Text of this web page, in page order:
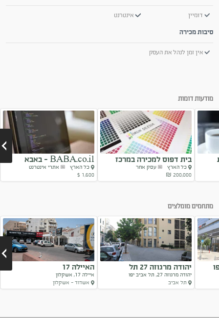
דומיין אינטרנט
סיבות מכירה
אין זמן לנהל את העסק
מודעות דומות
בית דפוס למכירה במרכז
הארץ
כל הארץ
עסק אחר
200,000 ₪
BABA.co.il - באבא
כל הארץ
אתרי אינטרנט
1,600 $
מתחמים מומלצים
יהודה מרגוזה 27 תל
אביב-יפו
יהודה מרגוזה 27, תל אביב יפו
תל אביב
האיילה 17
איילה 17, אשקלון
אשדוד - אשקלון